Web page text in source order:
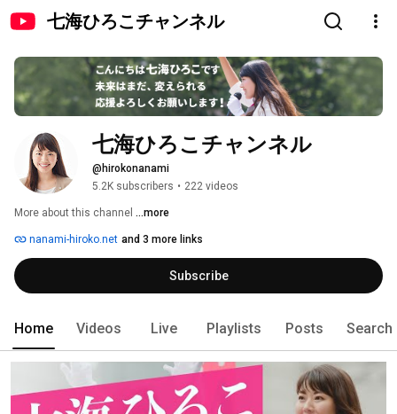
七海ひろこチャンネル
七海ひろこチャンネル
@hirokonanami
5.2K subscribers • 222 videos
More about this channel ...more
nanami-hiroko.net and 3 more links
Subscribe
Home Videos Live Playlists Posts Search